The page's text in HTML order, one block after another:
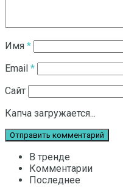
Имя *
Email *
Сайт
Капча загружается...
В тренде
Комментарии
Последнее